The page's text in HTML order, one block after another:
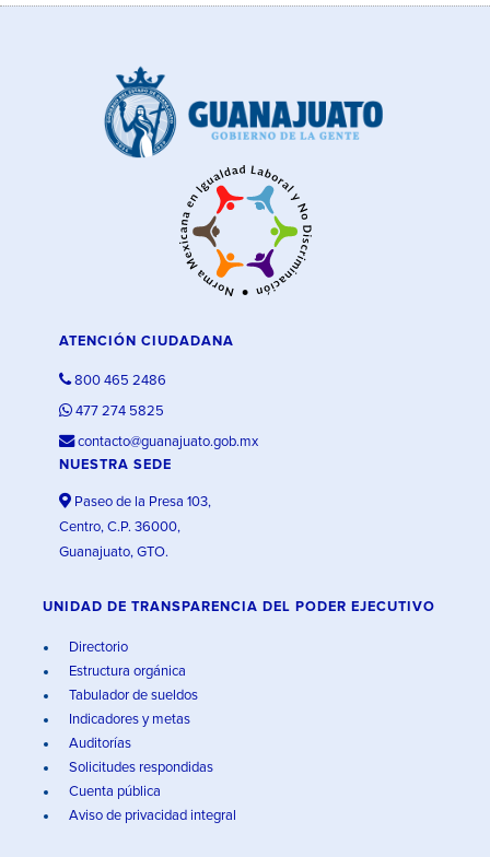
ATENCIÓN CIUDADANA
800 465 2486
477 274 5825
contacto@guanajuato.gob.mx
NUESTRA SEDE
Paseo de la Presa 103,
Centro, C.P. 36000,
Guanajuato, GTO.
UNIDAD DE TRANSPARENCIA DEL PODER EJECUTIVO
Directorio
Estructura orgánica
Tabulador de sueldos
Indicadores y metas
Auditorías
Solicitudes respondidas
Cuenta pública
Aviso de privacidad integral